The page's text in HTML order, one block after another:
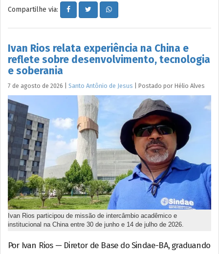
Compartilhe via:
Ivan Rios relata experiência na China e
reflete sobre desenvolvimento, tecnologia
e soberania
7 de agosto de 2026 Santo Antônio de Jesus Postado por Hélio Alves
Ivan Rios participou de missão de intercâmbio acadêmico e
institucional na China entre 30 de junho e 14 de julho de 2026.
Por Ivan Rios — Diretor de Base do Sindae-BA, graduando